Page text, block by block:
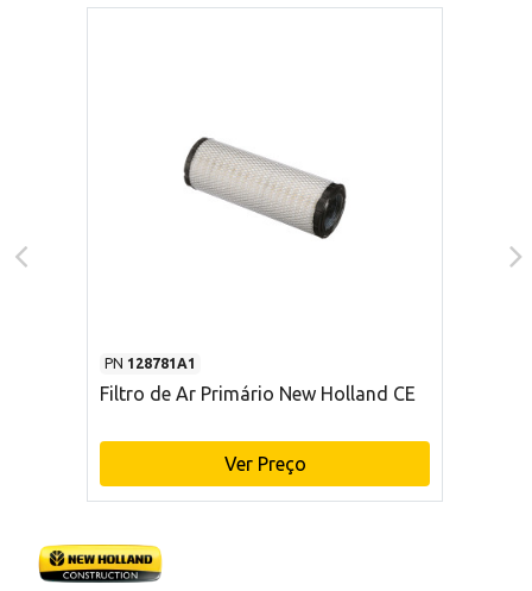
PN 128781A1
Filtro de Ar Primário New Holland CE
Ver Preço